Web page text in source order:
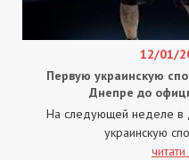
12/01/
Первую украинскую
Днепре до
На следующей неделе в
украинскую